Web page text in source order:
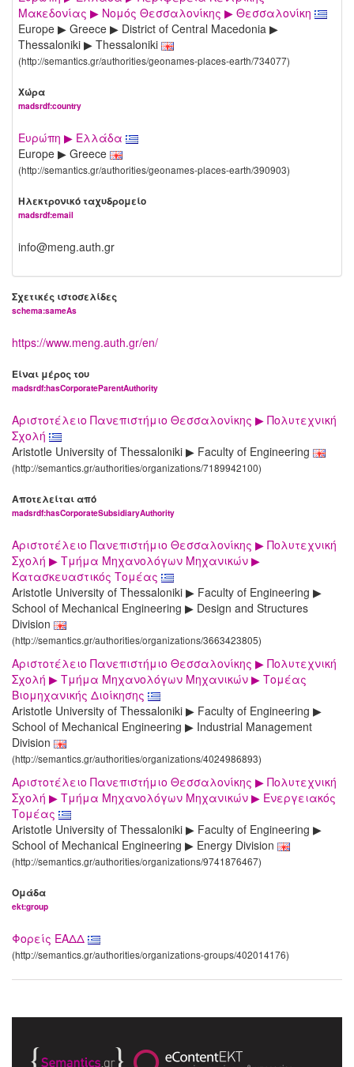
Μακεδονίας ▶ Νομός Θεσσαλονίκης ▶ Θεσσαλονίκη
Europe ▶ Greece ▶ District of Central Macedonia ▶
Thessaloniki ▶ Thessaloniki
(http://semantics.gr/authorities/geonames-places-earth/734077)
Χώρα
madsrdf:country
Ευρώπη ▶ Ελλάδα
Europe ▶ Greece
(http://semantics.gr/authorities/geonames-places-earth/390903)
Ηλεκτρονικό ταχυδρομείο
madsrdf:email
info@meng.auth.gr
Σχετικές ιστοσελίδες
schema:sameAs
https://www.meng.auth.gr/en/
Είναι μέρος του
madsrdf:hasCorporateParentAuthority
Αριστοτέλειο Πανεπιστήμιο Θεσσαλονίκης ▶ Πολυτεχνική
Σχολή
Aristotle University of Thessaloniki ▶ Faculty of Engineering
(http://semantics.gr/authorities/organizations/7189942100)
Αποτελείται από
madsrdf:hasCorporateSubsidiaryAuthority
Αριστοτέλειο Πανεπιστήμιο Θεσσαλονίκης ▶ Πολυτεχνική
Σχολή ▶ Τμήμα Μηχανολόγων Μηχανικών ▶
Κατασκευαστικός Τομέας
Aristotle University of Thessaloniki ▶ Faculty of Engineering ▶
School of Mechanical Engineering ▶ Design and Structures
Division
(http://semantics.gr/authorities/organizations/3663423805)
Αριστοτέλειο Πανεπιστήμιο Θεσσαλονίκης ▶ Πολυτεχνική
Σχολή ▶ Τμήμα Μηχανολόγων Μηχανικών ▶ Τομέας
Βιομηχανικής Διοίκησης
Aristotle University of Thessaloniki ▶ Faculty of Engineering ▶
School of Mechanical Engineering ▶ Industrial Management
Division
(http://semantics.gr/authorities/organizations/4024986893)
Αριστοτέλειο Πανεπιστήμιο Θεσσαλονίκης ▶ Πολυτεχνική
Σχολή ▶ Τμήμα Μηχανολόγων Μηχανικών ▶ Ενεργειακός
Τομέας
Aristotle University of Thessaloniki ▶ Faculty of Engineering ▶
School of Mechanical Engineering ▶ Energy Division
(http://semantics.gr/authorities/organizations/9741876467)
Ομάδα
ekt:group
Φορείς ΕΑΔΔ
(http://semantics.gr/authorities/organizations-groups/402014176)